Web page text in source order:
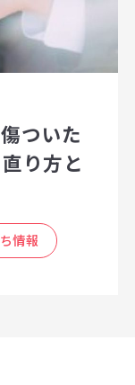
ついた
り方と
情報